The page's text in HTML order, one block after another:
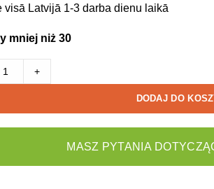
visā Latvijā 1-3 darba dienu laikā
mniej niż 30
+
DODAJ DO
MASZ PYTANIA